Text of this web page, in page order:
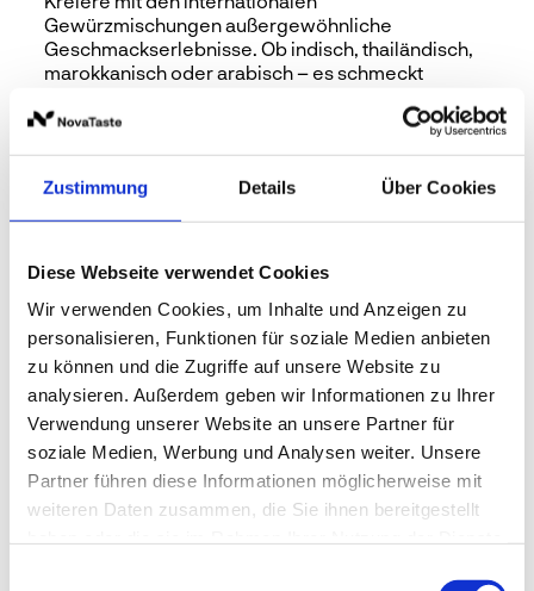
Zustimmung Details Über Cookies
Diese Webseite verwendet Cookies
Wir verwenden Cookies, um Inhalte und Anzeigen zu
personalisieren, Funktionen für soziale Medien anbieten
zu können und die Zugriffe auf unsere Website zu
analysieren. Außerdem geben wir Informationen zu Ihrer
Verwendung unserer Website an unsere Partner für
soziale Medien, Werbung und Analysen weiter. Unsere
Partner führen diese Informationen möglicherweise mit
weiteren Daten zusammen, die Sie ihnen bereitgestellt
Gewürzmischungen außergewöhnliche
Geschmackserlebnisse. Ob indisch, thailändisch,
marokkanisch oder arabisch – es schmeckt
unseren Essentials und entdecke die
Gewürzmischungen Avocado, Pasta Pizza, Fisch,
den BBQ Mischungen Fruity, Classic oder Smoky
das „Feuer“ auf deinen Teller. Einfach gut. Einfach
Produkte kennen und bestellen Sie diese gleich in
unserem WOW-Shop.
Entdecke unser WOW-Sortiment